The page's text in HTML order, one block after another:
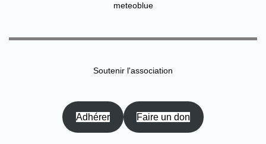
meteoblue
Soutenir l'association
Adhérer Faire un don